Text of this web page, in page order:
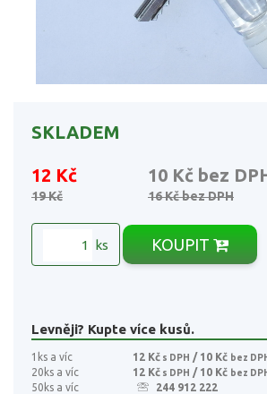
SKLADEM
12 Kč 10 Kč bez
19 Kč 16 Kčbez DPH
ks KOUPIT
Levněji? Kupte více kusů.
1ks a víc 12 Kč s DPH / 10 Kč bez
20ks a víc
12 Kč s DPH / 10 Kč bez
50ks a víc
244 912 222